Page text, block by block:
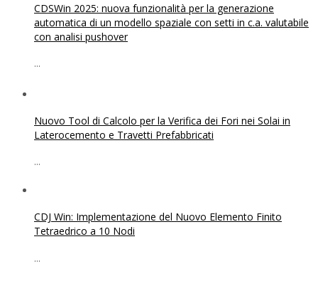
CDSWin 2025: nuova funzionalità per la generazione
automatica di un modello spaziale con setti in c.a. valutabile
con analisi pushover
...
Nuovo Tool di Calcolo per la Verifica dei Fori nei Solai in
Laterocemento e Travetti Prefabbricati
...
CDJ Win: Implementazione del Nuovo Elemento Finito
Tetraedrico a 10 Nodi
...